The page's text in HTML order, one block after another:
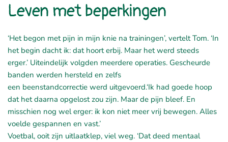
Leven met beperkingen
‘Het begon met pijn in mijn knie na trainingen’, vertelt Tom. ‘In
het begin dacht ik: dat hoort erbij. Maar het werd steeds
erger.’ Uiteindelijk volgden meerdere operaties. Gescheurde
banden werden hersteld en zelfs
een beenstandcorrectie werd uitgevoerd.‘Ik had goede hoop
dat het daarna opgelost zou zijn. Maar de pijn bleef. En
misschien nog wel erger: ik kon niet meer vrij bewegen. Alles
voelde gespannen en vast.’
Voetbal, ooit zijn uitlaatklep, viel weg. ‘Dat deed mentaal